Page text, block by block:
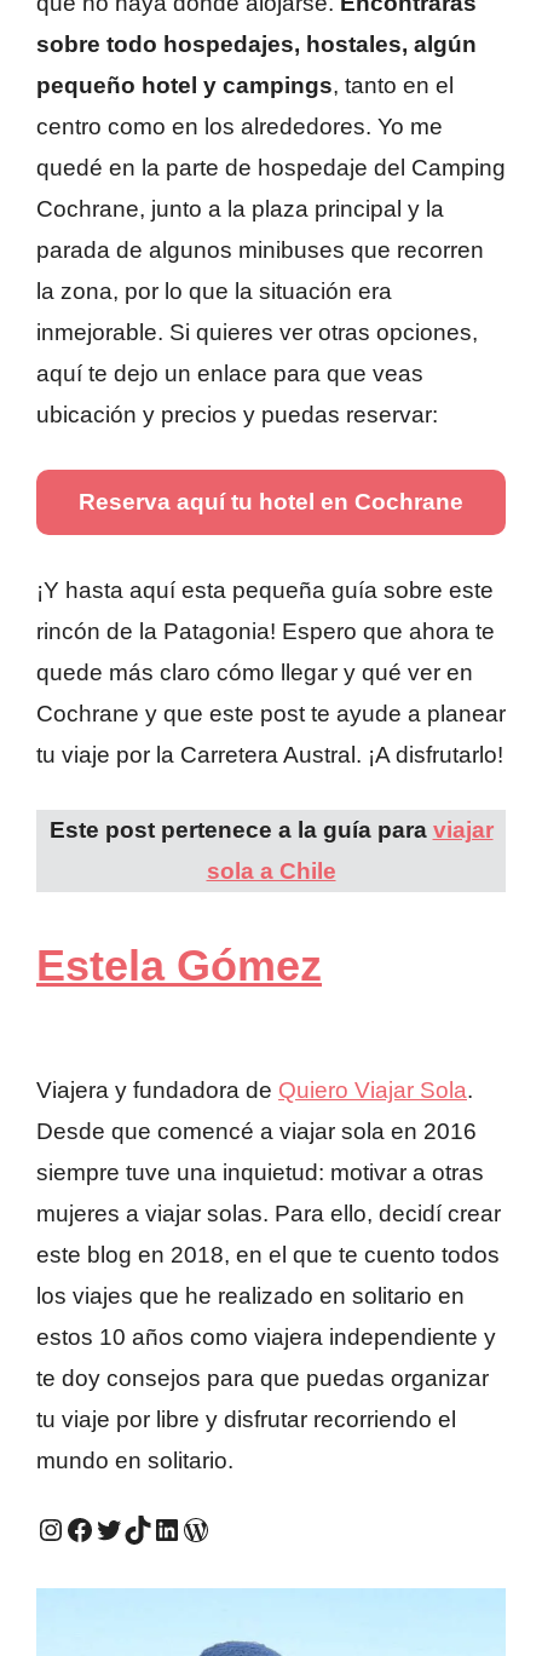
sobre todo hospedajes, hostales, algún
pequeño hotel y campings, tanto en el
centro como en los alrededores. Yo me
quedé en la parte de hospedaje del Camping
Cochrane, junto a la plaza principal y la
parada de algunos minibuses que recorren
la zona, por lo que la situación era
inmejorable. Si quieres ver otras opciones,
aquí te dejo un enlace para que veas
ubicación y precios y puedas reservar:
Reserva aquí tu hotel en Cochrane
¡Y hasta aquí esta pequeña guía sobre este
rincón de la Patagonia! Espero que ahora te
quede más claro cómo llegar y qué ver en
Cochrane y que este post te ayude a planear
tu viaje por la Carretera Austral. ¡A disfrutarlo!
Este post pertenece a la guía para viajar
sola a Chile
Estela Gómez
Viajera y fundadora de Quiero Viajar Sola.
Desde que comencé a viajar sola en 2016
siempre tuve una inquietud: motivar a otras
mujeres a viajar solas. Para ello, decidí crear
este blog en 2018, en el que te cuento todos
los viajes que he realizado en solitario en
estos 10 años como viajera independiente y
te doy consejos para que puedas organizar
tu viaje por libre y disfrutar recorriendo el
mundo en solitario.
Instagram #QuieroViajarSola Facebook #QuieroViajarSola Twitter #QuieroViajarSola TikTok #QuieroViajarSola LinkedIn #QuieroViajarSola Mi antiguo blog, Viajes e ideas